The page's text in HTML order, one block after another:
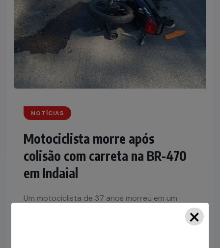
NOTÍCIAS
Motociclista morre após
colisão com carreta na BR-470
em Indaial
Um motociclista de 37 anos morreu em um
×